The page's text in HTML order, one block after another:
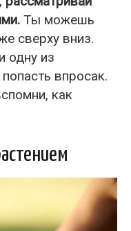
Ты можешь
сверху вниз.
одну из
впросак.
как